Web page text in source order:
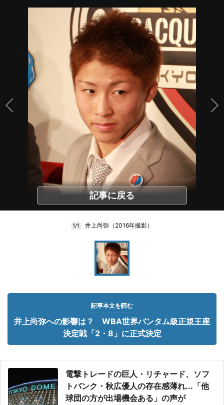
記事に戻る
1/1 井上尚弥（2016年撮影）
記事本文を読む
井上尚弥への影響は？ WBA世界バンタム級正規王座
決定戦「2・8」に正式決定
電撃トレードの巨人・リチャード、ソフ
トバンク・秋広優人の存在感薄れ...「他
球団の方が出場機会ある」の声が